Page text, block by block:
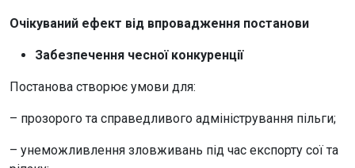
Очікуваний ефект від впровадження постанови
Забезпечення чесної конкуренції
Постанова створює умови для:
– прозорого та справедливого адміністрування пільги;
– унеможливлення зловживань під час експорту сої та